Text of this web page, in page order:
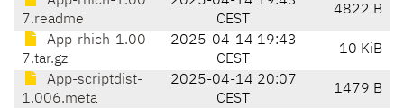
7.readme
CEST
4822 B
App-rhich-1.00
7.tar.gz
2025-04-14 19:43
CEST
10 KiB
App-scriptdist-
1.006.meta
2025-04-14 20:07
CEST
1479 B